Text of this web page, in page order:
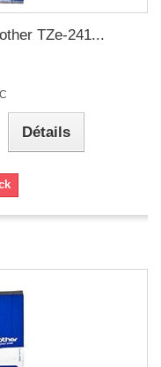
TZe-241...
Détails